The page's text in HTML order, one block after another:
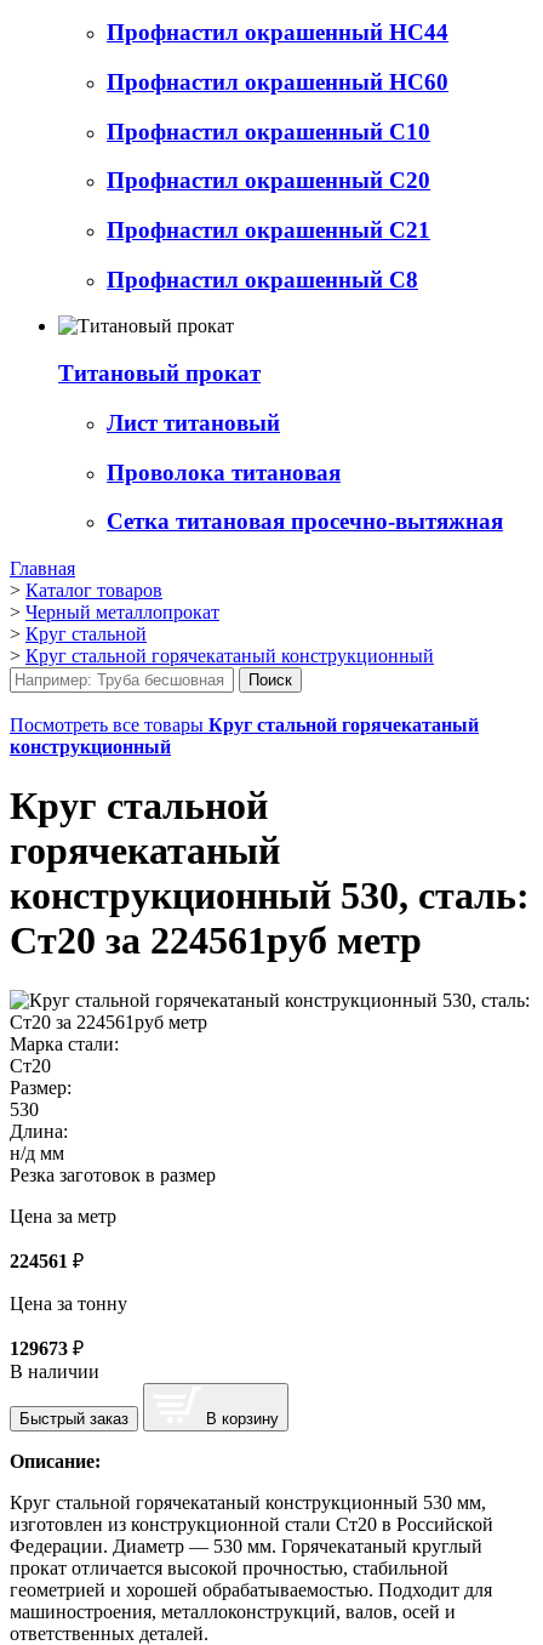
Профнастил окрашенный НС44
Профнастил окрашенный НС60
Профнастил окрашенный С10
Профнастил окрашенный С20
Профнастил окрашенный С21
Профнастил окрашенный С8
Титановый прокат
Лист титановый
Проволока титановая
Сетка титановая просечно-вытяжная
Главная
> Каталог товаров
> Черный металлопрокат
> Круг стальной
> Круг стальной горячекатаный конструкционный
Посмотреть все товары Круг стальной горячекатаный
конструкционный
Круг стальной
горячекатаный
конструкционный 530, сталь:
Ст20 за 224561руб метр
Марка стали:
Ст20
Размер:
530
Длина:
н/д мм
Резка заготовок в размер
Цена за метр
224561 ₽
Цена за тонну
129673 ₽
В наличии
Быстрый заказ В корзину
Описание:
Круг стальной горячекатаный конструкционный 530 мм,
изготовлен из конструкционной стали Ст20 в Российской
Федерации. Диаметр — 530 мм. Горячекатаный круглый
прокат отличается высокой прочностью, стабильной
геометрией и хорошей обрабатываемостью. Подходит для
машиностроения, металлоконструкций, валов, осей и
ответственных деталей.